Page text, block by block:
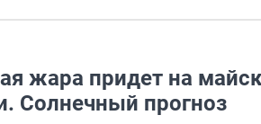
жара придет на
Солнечный прогноз